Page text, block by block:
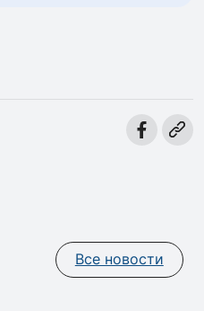
Все новости